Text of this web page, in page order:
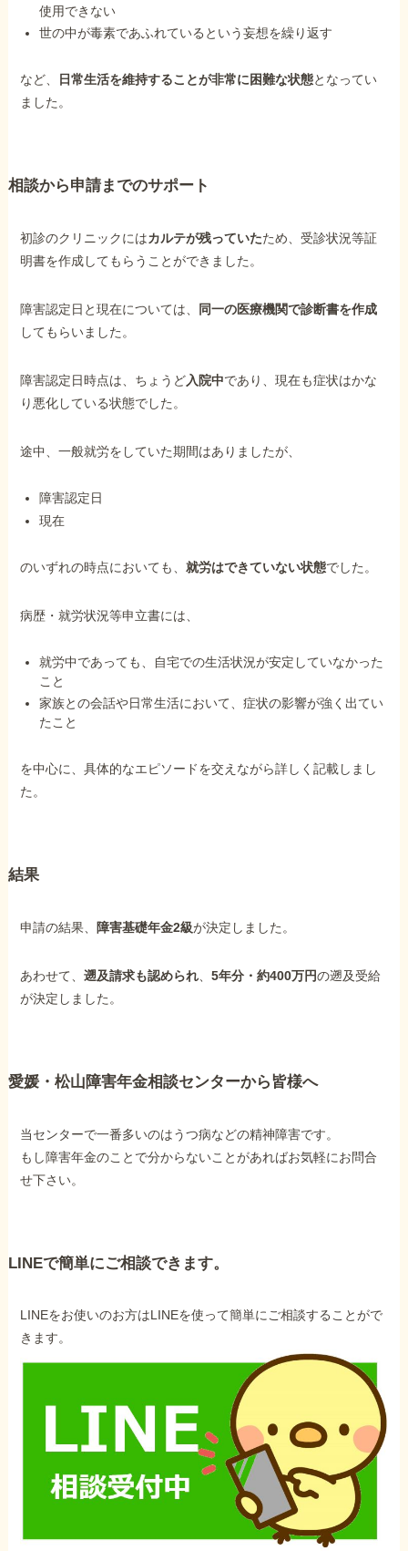
使用できない
世の中が毒素であふれているという妄想を繰り返す
など、 日常生活を維持することが非常に困難な状態となってい
ました。
相談から申請までのサポート
初診のクリニックにはカルテが残っていたため、受診状況等証
明書を作成してもらうことができました。
障害認定日と現在については、
同一の医療機関で診断書を作成
してもらいました。
障害認定日時点は、ちょうど入院中であり、現在も症状はかな
り悪化している状態でした。
途中、一般就労をしていた期間はありましたが、
障害認定日
現在
のいずれの時点においても、就労はできていない状態でした。
病歴・就労状況等申立書には、
就労中であっても、自宅での生活状況が安定していなかった
こと
家族との会話や日常生活において、症状の影響が強く出てい
たこと
を中心に、具体的なエピソードを交えながら詳しく記載しまし
た。
結果
申請の結果、 障害基礎年金2級が決定しました。
あわせて、遡及請求も認められ 、5年分・約400万円の遡及受給
が決定しました。
愛媛・松山障害年金相談センターから皆様へ
当センターで一番多いのはうつ病などの精神障害です。
もし障害年金のことで分からないことがあればお気軽にお問合
せ下さい。
LINEで簡単にご相談できます。
LINEをお使いのお方はLINEを使って簡単にご相談することがで
きます。